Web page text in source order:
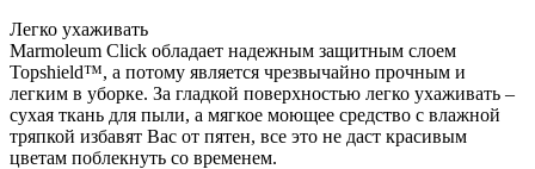
Легко ухаживать
Marmoleum Click обладает надежным защитным слоем
Topshield™, а потому является чрезвычайно прочным и
легким в уборке. За гладкой поверхностью легко ухаживать –
сухая ткань для пыли, а мягкое моющее средство с влажной
тряпкой избавят Вас от пятен, все это не даст красивым
цветам поблекнуть со временем.